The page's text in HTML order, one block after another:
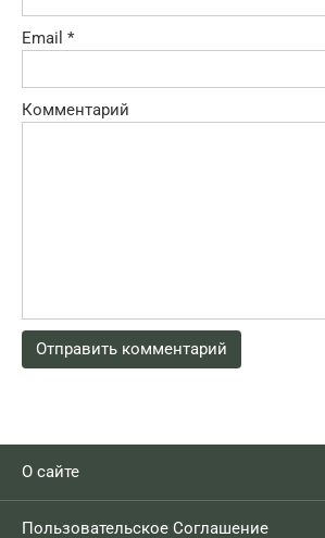
Email *
Комментарий
О сайте
Пользовательское Соглашение